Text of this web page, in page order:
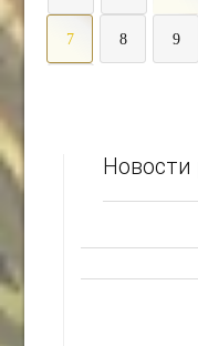
7 8 9
Новости